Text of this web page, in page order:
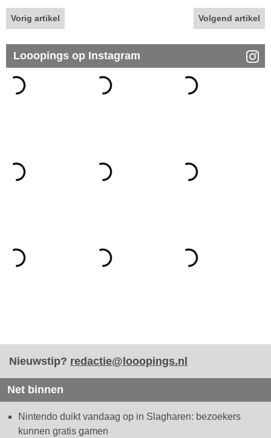
Vorig artikel Volgend artikel
Looopings op Instagram
Nieuwstip? redactie@looopings.nl
Net binnen
Nintendo duikt vandaag op in Slagharen: bezoekers
kunnen gratis gamen